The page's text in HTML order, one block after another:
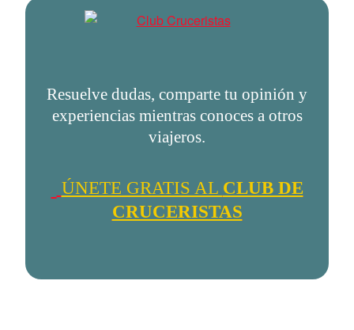
Resuelve dudas, comparte tu opinión y
experiencias mientras conoces a otros
viajeros.
ÚNETE GRATIS AL CLUB DE
CRUCERISTAS